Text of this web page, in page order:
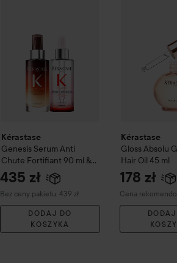
Kérastase
Genesis Serum Anti
Chute Fortifiant 90 ml &
Nutritive 8H Overnight
Serum 90 ml
435 zł
Bez ceny pakietu: 439 zł
DODAJ DO
KOSZYKA
Kérastase
Gloss Absolu
Hair Oil 45 ml
178 zł
Cena
Zalecana cena